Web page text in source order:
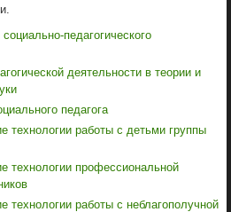
педагогического
деятельности в теории и
педагога
технологии работы с детьми группы
технологии профессиональной
технологии работы с неблагополучной